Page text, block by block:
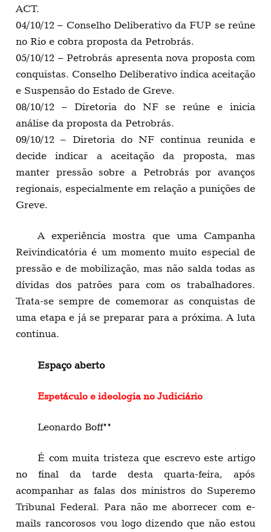
ACT.
04/10/12 – Conselho Deliberativo da FUP se reúne
no Rio e cobra proposta da Petrobrás.
05/10/12 – Petrobrás apresenta nova proposta com
conquistas. Conselho Deliberativo indica aceitação
e Suspensão do Estado de Greve.
08/10/12 – Diretoria do NF se reúne e inicia
análise da proposta da Petrobrás.
09/10/12 – Diretoria do NF continua reunida e
decide indicar a aceitação da proposta, mas
manter pressão sobre a Petrobrás por avanços
regionais, especialmente em relação a punições de
Greve.
A experiência mostra que uma Campanha
Reivindicatória é um momento muito especial de
pressão e de mobilização, mas não salda todas as
dívidas dos patrões para com os trabalhadores.
Trata-se sempre de comemorar as conquistas de
uma etapa e já se preparar para a próxima. A luta
continua.
Espaço aberto
Espetáculo e ideologia no Judiciário
Leonardo Boff**
É com muita tristeza que escrevo este artigo
no final da tarde desta quarta-feira, após
acompanhar as falas dos ministros do Superemo
Tribunal Federal. Para não me aborrecer com e-
mails rancorosos vou logo dizendo que não estou